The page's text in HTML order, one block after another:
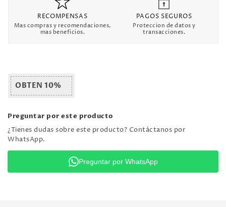
RECOMPENSAS
Mas compras y recomendaciones,
mas beneficios.
PAGOS SEGUROS
Proteccion de datos y
transacciones.
OBTEN 10%
Preguntar por este producto
¿Tienes dudas sobre este producto? Contáctanos por
WhatsApp.
Preguntar por WhatsApp